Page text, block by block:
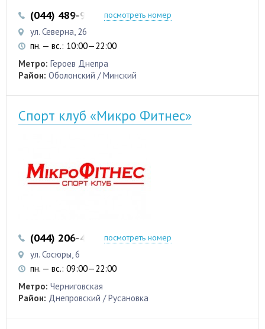
(044) 489-96-33 (097) 480-70-29
посмотреть номер
ул. Северна, 26
пн. — вс.: 10:00—22:00
Метро: Героев Днепра
Район: Оболонский / Минский
Спорт клуб «Микро Фитнес»
(044) 206-45-00 (099) 735-08-49
посмотреть номер
ул. Сосюры, 6
пн. — вс.: 09:00—22:00
Метро: Черниговская
Район: Днепровский / Русановка